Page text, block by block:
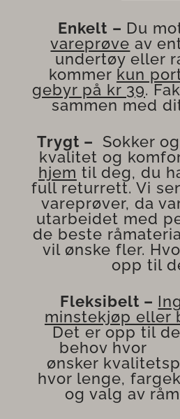
Enkelt – Du
vareprøve av
undertøy eller
kommer kun
gebyr på kr 39.
sammen med
Trygt – Sokker
kvalitet og
hjem til deg, du
full returrett. Vi
vareprøver, da
utarbeidet med
de beste
vil ønske fler.
opp til
Fleksibelt –
minstekjøp eller
Det er opp til
behov hvor
ønsker
hvor lenge,
og valg av